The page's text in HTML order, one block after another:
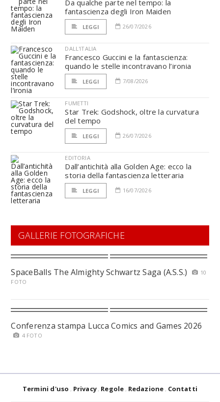
Da qualche parte nel tempo: la
fantascienza degli Iron Maiden
LEGGI 26/07/2026
DALL'ITALIA
Francesco Guccini e la fantascienza:
quando le stelle incontravano l’ironia
LEGGI 7/08/2026
FUMETTI
Star Trek: Godshock, oltre la curvatura
del tempo
LEGGI 26/07/2026
EDITORIA
Dall’antichità alla Golden Age: ecco la
storia della fantascienza letteraria
LEGGI 16/07/2026
GALLERIE FOTOGRAFICHE
SpaceBalls The Almighty Schwartz Saga (A.S.S.)
10
FOTO
Conferenza stampa Lucca Comics and Games 2026
4 FOTO
Termini d'uso Privacy Regole Redazione Contatti